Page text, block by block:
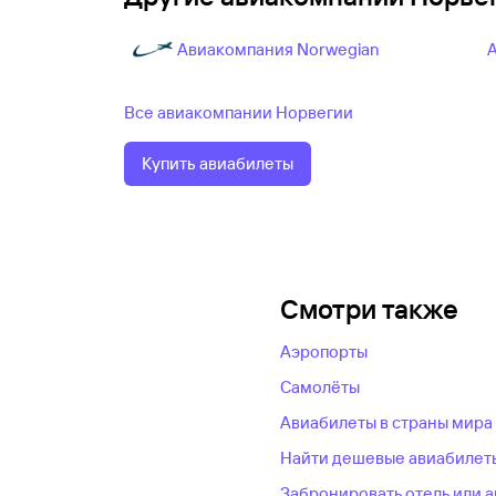
Авиакомпания Norwegian
Все авиакомпании Норвегии
Купить авиабилеты
Смотри также
Аэропорты
Самолёты
Авиабилеты в страны мира
Найти дешевые